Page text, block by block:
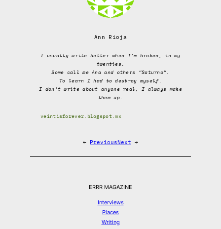
Ann Rioja
I usually write better when I'm broken, in my
twenties.
Some call me Ana and others “Saturno”.
To learn I had to destroy myself.
I don't write about anyone real, I always make
them up.
veintisforever.blogspot.mx
← PreviousNext →
ERRR MAGAZINE
Interviews
Places
Writing